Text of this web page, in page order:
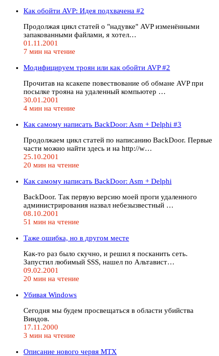
Как обойти AVP: Идея подхвачена #2
Продолжая цикл статей о "надувке" AVP изменёнными
запакованными файлами, я хотел…
01.11.2001
7 мин на чтение
Модифицируем троян или как обойти AVP #2
Прочитав на ксакепе повествование об обмане AVP при
посылке трояна на удаленный компьютер …
30.01.2001
4 мин на чтение
Как самому написать BackDoor: Asm + Delphi #3
Продолжаем цикл статей по написанию BackDoor. Первые
части можно найти здесь и на http://w…
25.10.2001
20 мин на чтение
Как самому написать BackDoor: Asm + Delphi
BackDoor. Так первую версию моей проги удаленного
администрирования назвал небезызвестный …
08.10.2001
51 мин на чтение
Таже ошибка, но в другом месте
Как-то раз было скучно, и решил я посканить сеть.
Запустил любимый SSS, нашел по Альтавист…
09.02.2001
20 мин на чтение
Убивая Windows
Сегодня мы будем просвещаться в области убийства
Виндов.
17.11.2000
3 мин на чтение
Описание нового червя МТХ